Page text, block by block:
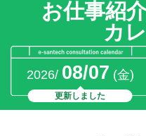
お仕事紹
カ
2026/ 08/07 (金)
更新しました